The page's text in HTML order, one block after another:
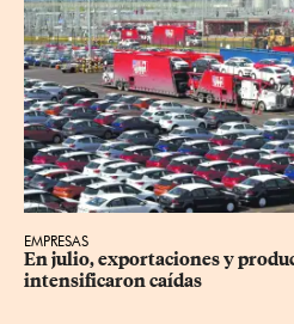
EMPRESAS
En julio, exportaciones y
intensificaron caídas